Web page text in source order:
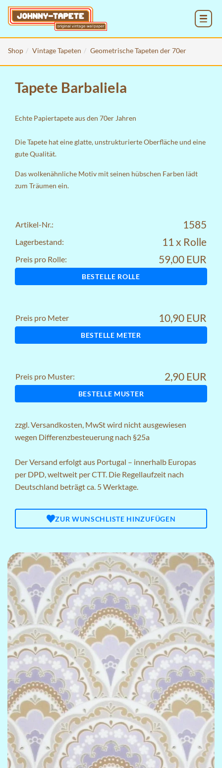
Shop Vintage Tapeten Geometrische Tapeten der 70er
Tapete Barbaliela
Echte Papiertapete aus den 70er Jahren
Die Tapete hat eine glatte, unstrukturierte Oberfläche und eine
gute Qualität.
Das wolkenähnliche Motiv mit seinen hübschen Farben lädt
zum Träumen ein.
Artikel-Nr.: 1585
Lagerbestand: 11 x Rolle
Preis pro Rolle: 59,00 EUR
BESTELLE ROLLE
Preis pro Meter 10,90 EUR
BESTELLE METER
Preis pro Muster: 2,90 EUR
BESTELLE MUSTER
zzgl.Versandkosten, MwSt wird nicht ausgewiesen
wegen Differenzbesteuerung nach §25a
Der Versand erfolgt aus Portugal – innerhalb Europas
per DPD, weltweit per CTT. Die Regellaufzeit nach
Deutschland beträgt ca. 5 Werktage.
ZUR WUNSCHLISTE HINZUFÜGEN